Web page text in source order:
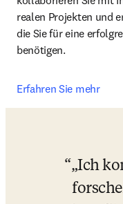
realen Projekten und
die Sie für eine
benötigen.
Erfahren Sie mehr
„Ich